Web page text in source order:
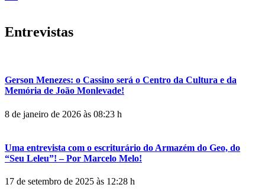
Entrevistas
Gerson Menezes: o Cassino será o Centro da Cultura e da
Memória de João Monlevade!
8 de janeiro de 2026 às 08:23 h
Uma entrevista com o escriturário do Armazém do Geo, do
“Seu Leleu”! – Por Marcelo Melo!
17 de setembro de 2025 às 12:28 h